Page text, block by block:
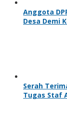
Anggota
Desa Demi
Serah
Tugas Staf